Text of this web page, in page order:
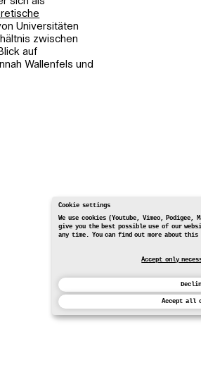
Cookie settings
We use cookies (Youtube, Vimeo,
give you the best possible use of our
any time. You can find out more about
Accept only
Accept all
Universitäten
zwischen
auf
Wallenfels und